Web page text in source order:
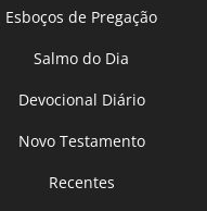
Esboços de Pregação
Salmo do Dia
Devocional Diário
Novo Testamento
Recentes